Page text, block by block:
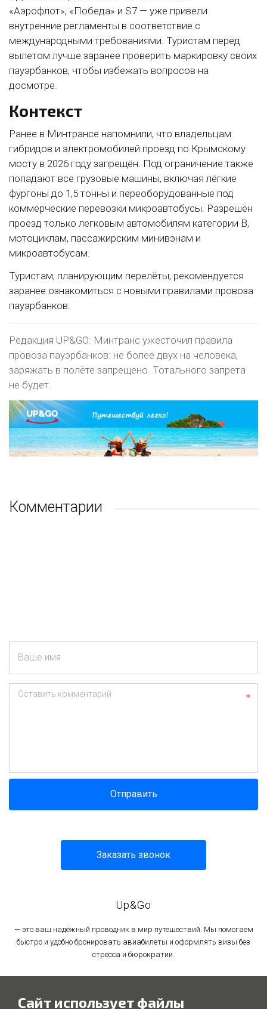
«Аэрофлот», «Победа» и S7 — уже привели
внутренние регламенты в соответствие с
международными требованиями. Туристам перед
вылетом лучше заранее проверить маркировку своих
пауэрбанков, чтобы избежать вопросов на
досмотре.
Контекст
Ранее в Минтрансе напомнили, что владельцам
гибридов и электромобилей проезд по Крымскому
мосту в 2026 году запрещён. Под ограничение также
попадают все грузовые машины, включая лёгкие
фургоны до 1,5 тонны и переоборудованные под
коммерческие перевозки микроавтобусы. Разрешён
проезд только легковым автомобилям категории B,
мотоциклам, пассажирским минивэнам и
микроавтобусам.
Туристам, планирующим перелёты, рекомендуется
заранее ознакомиться с новыми правилами провоза
пауэрбанков.
Редакция UP&GO: Минтранс ужесточил правила
провоза пауэрбанков: не более двух на человека,
заряжать в полёте запрещено. Тотального запрета
не будет.
Комментарии
Ваше имя
Оставить комментарий
Отправить
Заказать звонок
Up&Go
— это ваш надёжный проводник в мир путешествий. Мы помогаем
быстро и удобно бронировать авиабилеты и оформлять визы без
стресса и бюрократии.
Сайт использует файлы